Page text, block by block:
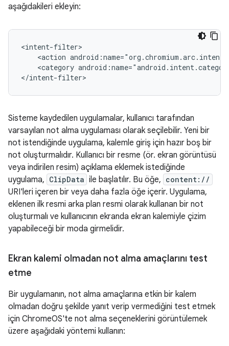
aşağıdakileri ekleyin:
<action
<category
Sisteme kaydedilen uygulamalar, kullanıcı tarafından
varsayılan not alma uygulaması olarak seçilebilir. Yeni bir
not istendiğinde uygulama, kalemle giriş için hazır boş bir
not oluşturmalıdır. Kullanıcı bir resme (ör. ekran görüntüsü
veya indirilen resim) açıklama eklemek istediğinde
uygulama, ClipData ile başlatılır. Bu öğe, content://
URI'leri içeren bir veya daha fazla öğe içerir. Uygulama,
eklenen ilk resmi arka plan resmi olarak kullanan bir not
oluşturmalı ve kullanıcının ekranda ekran kalemiyle çizim
yapabileceği bir moda girmelidir.
Ekran kalemi olmadan not alma amaçlarını test
etme
Bir uygulamanın, not alma amaçlarına etkin bir kalem
olmadan doğru şekilde yanıt verip vermediğini test etmek
için ChromeOS'te not alma seçeneklerini görüntülemek
üzere aşağıdaki yöntemi kullanın: